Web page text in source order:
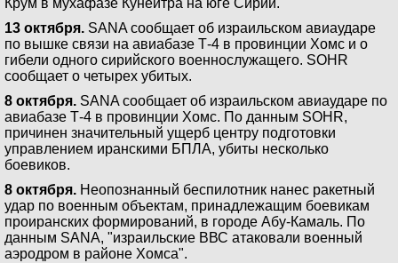
Крум в мухафазе Кунейтра на юге Сирии.
13 октября. SANA сообщает об израильском авиаударе
по вышке связи на авиабазе Т-4 в провинции Хомс и о
гибели одного сирийского военнослужащего. SOHR
сообщает о четырех убитых.
8 октября. SANA сообщает об израильском авиаударе по
авиабазе Т-4 в провинции Хомс. По данным SOHR,
причинен значительный ущерб центру подготовки
управлением иранскими БПЛА, убиты несколько
боевиков.
8 октября. Неопознанный беспилотник нанес ракетный
удар по военным объектам, принадлежащим боевикам
проиранских формирований, в городе Абу-Камаль. По
данным SANA, "израильские ВВС атаковали военный
аэродром в районе Хомса".